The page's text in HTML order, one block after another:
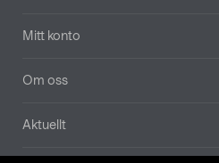
Mitt konto
Om oss
Aktuellt